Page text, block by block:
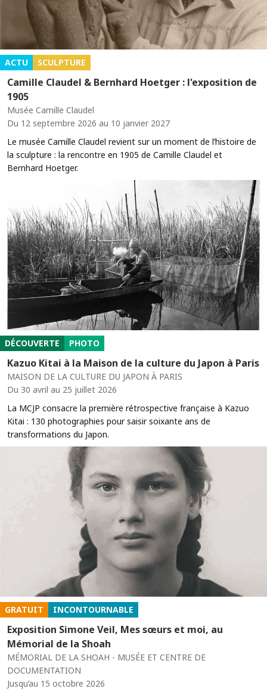
ACTU SCULPTURE
Camille Claudel & Bernhard Hoetger : l'exposition de
1905
Musée Camille Claudel
Du 12 septembre 2026 au 10 janvier 2027
Le musée Camille Claudel revient sur un moment de l’histoire de
la sculpture : la rencontre en 1905 de Camille Claudel et
Bernhard Hoetger.
DÉCOUVERTE PHOTO
Kazuo Kitai à la Maison de la culture du Japon à Paris
MAISON DE LA CULTURE DU JAPON À PARIS
Du 30 avril au 25 juillet 2026
La MCJP consacre la première rétrospective française à Kazuo
Kitai : 130 photographies pour saisir soixante ans de
transformations du Japon.
GRATUIT INCONTOURNABLE
Exposition Simone Veil, Mes sœurs et moi, au
Mémorial de la Shoah
MÉMORIAL DE LA SHOAH - MUSÉE ET CENTRE DE
DOCUMENTATION
Jusqu’au 15 octobre 2026